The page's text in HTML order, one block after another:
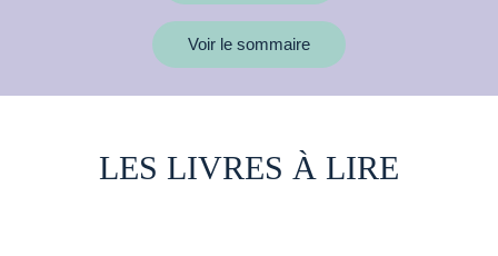
Voir le sommaire
LES LIVRES À LIRE